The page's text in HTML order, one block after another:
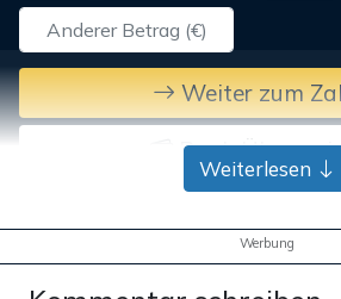
Weiter zum
Bank-
Weiterlesen
Werbung